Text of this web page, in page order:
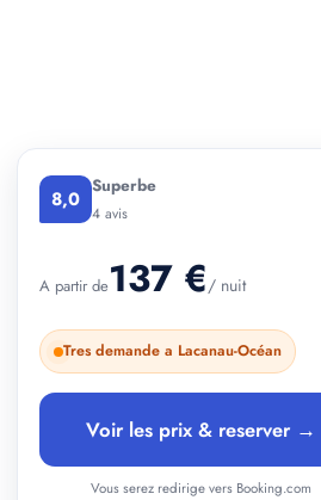
8,0 Superbe
4 avis
A partir de137 €/ nuit
Tres demande a Lacanau-Océan
Voir les prix & reserver →
Vous serez redirige vers Booking.com